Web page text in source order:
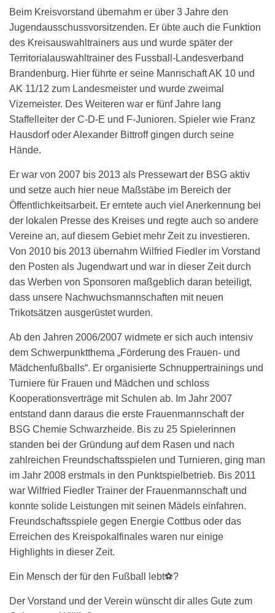
Beim Kreisvorstand übernahm er über 3 Jahre den
Jugendausschussvorsitzenden. Er übte auch die Funktion
des Kreisauswahltrainers aus und wurde später der
Territorialauswahltrainer des Fussball-Landesverband
Brandenburg. Hier führte er seine Mannschaft AK 10 und
AK 11/12 zum Landesmeister und wurde zweimal
Vizemeister. Des Weiteren war er fünf Jahre lang
Staffelleiter der C-D-E und F-Junioren. Spieler wie Franz
Hausdorf oder Alexander Bittroff gingen durch seine
Hände.
Er war von 2007 bis 2013 als Pressewart der BSG aktiv
und setze auch hier neue Maßstäbe im Bereich der
Öffentlichkeitsarbeit. Er erntete auch viel Anerkennung bei
der lokalen Presse des Kreises und regte auch so andere
Vereine an, auf diesem Gebiet mehr Zeit zu investieren.
Von 2010 bis 2013 übernahm Wilfried Fiedler im Vorstand
den Posten als Jugendwart und war in dieser Zeit durch
das Werben von Sponsoren maßgeblich daran beteiligt,
dass unsere Nachwuchsmannschaften mit neuen
Trikotsätzen ausgerüstet wurden.
Ab den Jahren 2006/2007 widmete er sich auch intensiv
dem Schwerpunktthema „Förderung des Frauen- und
Mädchenfußballs“. Er organisierte Schnuppertrainings und
Turniere für Frauen und Mädchen und schloss
Kooperationsverträge mit Schulen ab. Im Jahr 2007
entstand dann daraus die erste Frauenmannschaft der
BSG Chemie Schwarzheide. Bis zu 25 Spielerinnen
standen bei der Gründung auf dem Rasen und nach
zahlreichen Freundschaftsspielen und Turnieren, ging man
im Jahr 2008 erstmals in den Punktspielbetrieb. Bis 2011
war Wilfried Fiedler Trainer der Frauenmannschaft und
konnte solide Leistungen mit seinen Mädels einfahren.
Freundschaftsspiele gegen Energie Cottbus oder das
Erreichen des Kreispokalfinales waren nur einige
Highlights in dieser Zeit.
Ein Mensch der für den Fußball lebt⚽?
Der Vorstand und der Verein wünscht dir alles Gute zum